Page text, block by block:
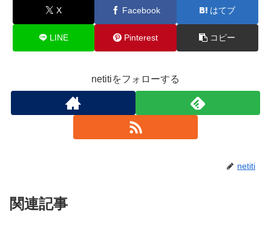
X Facebook はてブ
LINE Pinterest コピー
netitiをフォローする
netiti
関連記事